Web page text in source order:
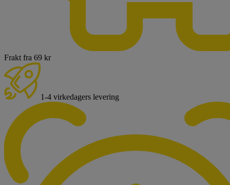
Frakt fra 69 kr
1-4 virkedagers levering